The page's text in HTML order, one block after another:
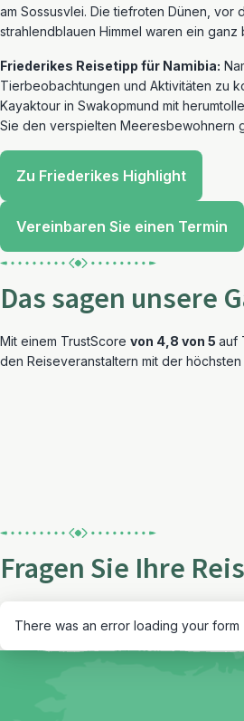
am Sossusvlei. Die tiefroten Dünen, vor
strahlendblauen Himmel waren ein
Friederikes Reisetipp für Namibia:
Tierbeobachtungen und Aktivitäten zu
Kayaktour in Swakopmund mit
Sie den verspielten Meeresbewohnern
Zu Friederikes Highlight
Vereinbaren Sie einen Termin
Das sagen unsere
Mit einem TrustScore von 4,8 von 5 auf
den Reiseveranstaltern mit der
Fragen Sie Ihre
There was an error loading your form